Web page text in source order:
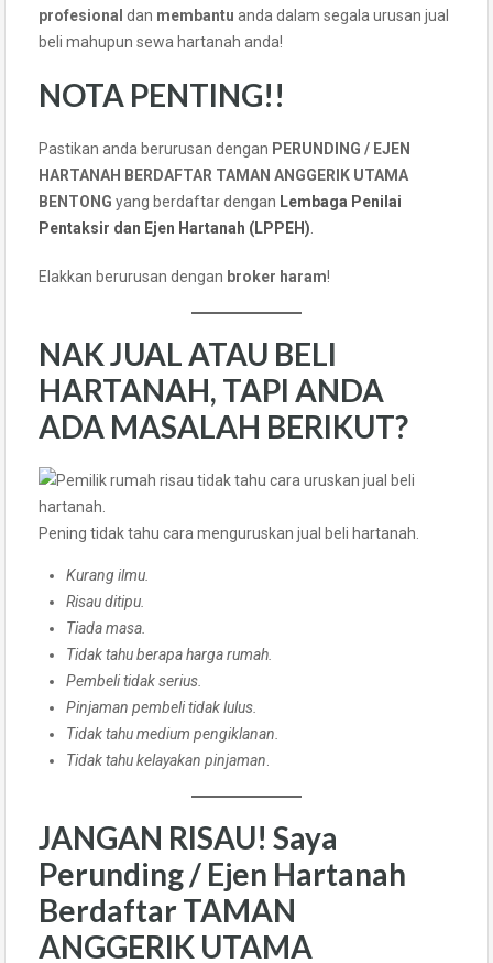
profesional dan membantu anda dalam segala urusan jual
beli mahupun sewa hartanah anda!
NOTA PENTING!!
Pastikan anda berurusan dengan PERUNDING / EJEN
HARTANAH BERDAFTAR TAMAN ANGGERIK UTAMA
BENTONG yang berdaftar dengan Lembaga Penilai
Pentaksir dan Ejen Hartanah (LPPEH)
Elakkan berurusan dengan broker haram!
NAK JUAL ATAU BELI
HARTANAH, TAPI ANDA
ADA MASALAH BERIKUT?
Pening tidak tahu cara menguruskan jual beli hartanah.
Kurang ilmu.
Risau ditipu.
Tiada masa.
Tidak tahu berapa harga rumah.
Pembeli tidak serius.
Pinjaman pembeli tidak lulus.
Tidak tahu medium pengiklanan.
Tidak tahu kelayakan pinjaman
JANGAN RISAU! Saya
Perunding / Ejen Hartanah
Berdaftar TAMAN
ANGGERIK UTAMA